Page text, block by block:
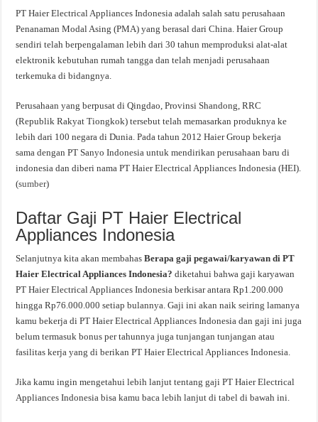
PT Haier Electrical Appliances Indonesia adalah salah satu perusahaan
Penanaman Modal Asing (PMA) yang berasal dari China. Haier Group
sendiri telah berpengalaman lebih dari 30 tahun memproduksi alat-alat
elektronik kebutuhan rumah tangga dan telah menjadi perusahaan
terkemuka di bidangnya.
Perusahaan yang berpusat di Qingdao, Provinsi Shandong, RRC
(Republik Rakyat Tiongkok) tersebut telah memasarkan produknya ke
lebih dari 100 negara di Dunia. Pada tahun 2012 Haier Group bekerja
sama dengan PT Sanyo Indonesia untuk mendirikan perusahaan baru di
indonesia dan diberi nama PT Haier Electrical Appliances Indonesia (HEI).
(sumber)
Daftar Gaji PT Haier Electrical
Appliances Indonesia
Selanjutnya kita akan membahasBerapa gaji pegawai/karyawan di PT
Haier Electrical Appliances Indonesia?diketahui bahwa gaji karyawan
PT Haier Electrical Appliances Indonesia berkisar antara Rp1.200.000
hingga Rp76.000.000 setiap bulannya. Gaji ini akan naik seiring lamanya
kamu bekerja di PT Haier Electrical Appliances Indonesia dan gaji ini juga
belum termasuk bonus per tahunnya juga tunjangan tunjangan atau
fasilitas kerja yang di berikan PT Haier Electrical Appliances Indonesia.
Jika kamu ingin mengetahui lebih lanjut tentang gaji PT Haier Electrical
Appliances Indonesia bisa kamu baca lebih lanjut di tabel di bawah ini.